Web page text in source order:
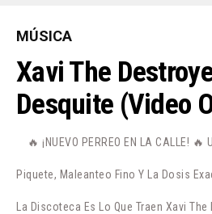
MÚSICA
Xavi The
Desquite (Video
🔥 ¡NUEVO PERREO EN LA CALLE!
Piquete, Maleanteo Fino Y La Dosis
La Discoteca Es Lo Que Traen Xavi